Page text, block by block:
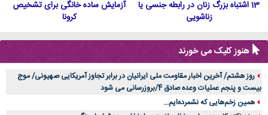
13 اشتباه بزرگ زنان در رابطه جنسی یا
زناشویی
آزمایش ساده خانگی برای تشخیص
کرونا
هنوز کلیک می خورند
روز هشتم/ آخرین اخبار مقاومت ملی ایرانیان در برابر تجاوز آمریکایی صهیونی/ موج
بیست و پنجم عملیات وعده صادق 4/بروزرسانی می شود
همین زخم‌هایی که نشمرده‌ایم...